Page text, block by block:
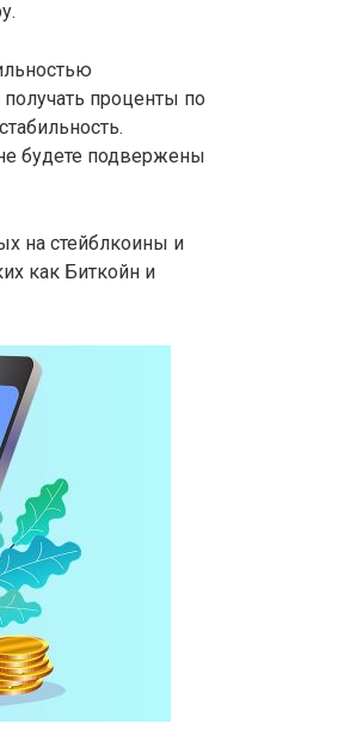
проценты по
будете подвержены
на стейблкоины и
как Биткойн и